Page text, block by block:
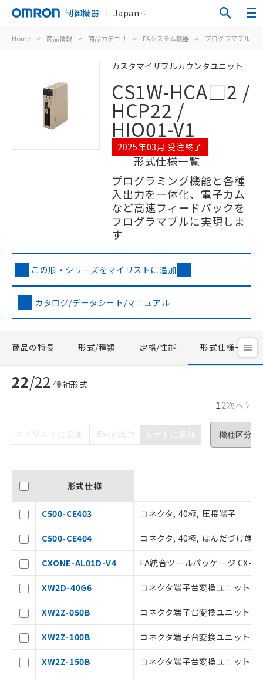
制御機器 Japan
Home > 商品情報 > 商品カテゴリ > FAシステム機器 > プログラマブルコ
カスタマイザブルカウンタユニット
CS1W-HCA□2 /
HCP22 /
HIO01-V1
2025年03月 受注終了
形式仕様一覧
プログラミング機能と各種
入出力を一体化、電子カム
など高速フィードバックを
プログラマブルに実現しま
す
この形・シリーズをマイリストに追加
カタログ/データシート/マニュアル
商品の特長 形式/種類 定格/性能 形式仕様一覧
22/22 候補形式
12次へ
マイリストに追加 Excel出力 カートに追加
形式仕様
C500-CE403 コネクタ, 40極, 圧接端子
C500-CE404 コネクタ, 40極, はんだづけ端子
CXONE-AL01D-V4 FA統合ツールパッケージ CX-
XW2D-40G6 コネクタ端子台変換ユニット,
XW2Z-050B コネクタ端子台変換ユニット
XW2Z-100B コネクタ端子台変換ユニット
XW2Z-150B コネクタ端子台変換ユニット
ご利用条件
ご利用ください。